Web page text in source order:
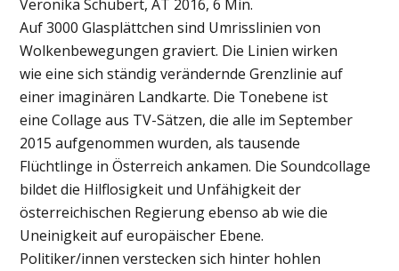
Veronika Schubert, AT 2016, 6 Min.
Auf 3000 Glasplättchen sind Umrisslinien von
Wolkenbewegungen graviert. Die Linien wirken
wie eine sich ständig verändernde Grenzlinie auf
einer imaginären Landkarte. Die Tonebene ist
eine Collage aus TV-Sätzen, die alle im September
2015 aufgenommen wurden, als tausende
Flüchtlinge in Österreich ankamen. Die Soundcollage
bildet die Hilflosigkeit und Unfähigkeit der
österreichischen Regierung ebenso ab wie die
Uneinigkeit auf europäischer Ebene.
Politiker/innen verstecken sich hinter hohlen